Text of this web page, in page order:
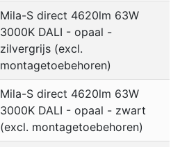
Mila-S direct 4620lm 63W
3000K DALI - opaal -
zilvergrijs (excl.
montagetoebehoren)
Mila-S direct 4620lm 63W
3000K DALI - opaal - zwart
(excl. montagetoebehoren)